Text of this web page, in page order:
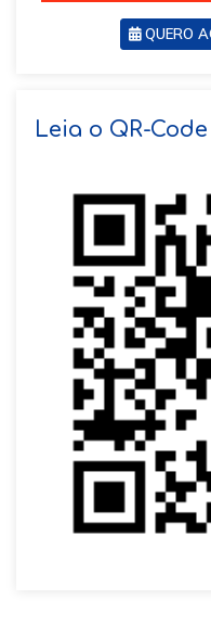
QUERO
Leia o QR-